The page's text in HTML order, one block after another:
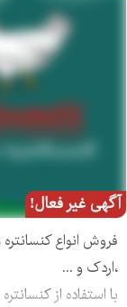
آگهی غیر فعال!
فروش انواع
،اردک و ...
با استفاده از